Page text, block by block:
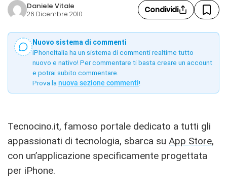
Daniele Vitale
26 Dicembre 2010 Condividi
Nuovo sistema di commenti
iPhoneItalia ha un sistema di commenti realtime tutto
nuovo e nativo! Per commentare ti basta creare un account
e potrai subito commentare.
Prova la nuova sezione commenti!
Tecnocino.it, famoso portale dedicato a tutti gli
appassionati di tecnologia, sbarca su App Store,
con un’applicazione specificamente progettata
per iPhone.